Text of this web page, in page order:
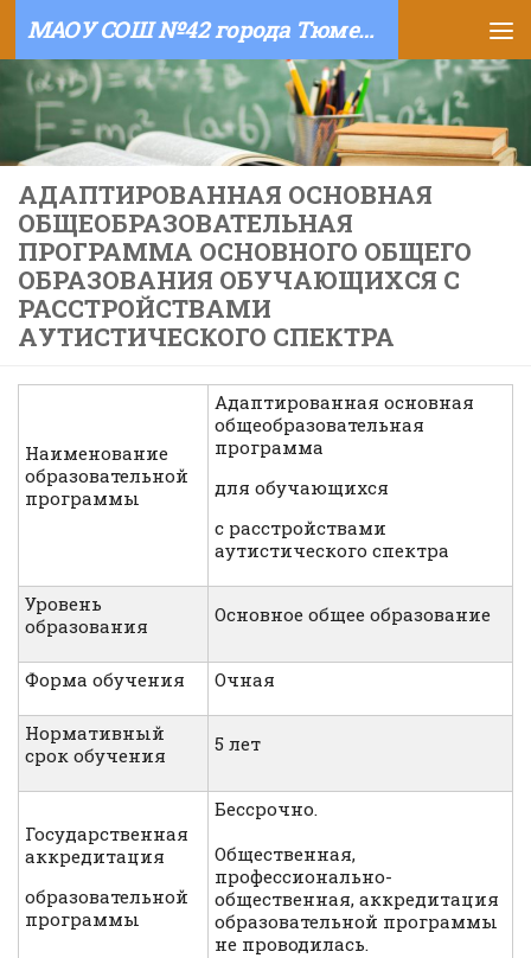
Skip to content МАОУ СОШ №42 города Тюмени
АДАПТИРОВАННАЯ ОСНОВНАЯ
ОБЩЕОБРАЗОВАТЕЛЬНАЯ
ПРОГРАММА ОСНОВНОГО ОБЩЕГО
ОБРАЗОВАНИЯ ОБУЧАЮЩИХСЯ С
РАССТРОЙСТВАМИ
АУТИСТИЧЕСКОГО СПЕКТРА
Наименование
образовательной
программы
Адаптированная основная
общеобразовательная
программа
для обучающихся
с расстройствами
аутистического спектра
Уровень
образования
Основное общее образование
Форма обучения Очная
Нормативный
срок обучения
5 лет
Государственная
аккредитация
образовательной
программы
Бессрочно.
Общественная,
профессионально-
общественная, аккредитация
образовательной программы
не проводилась.